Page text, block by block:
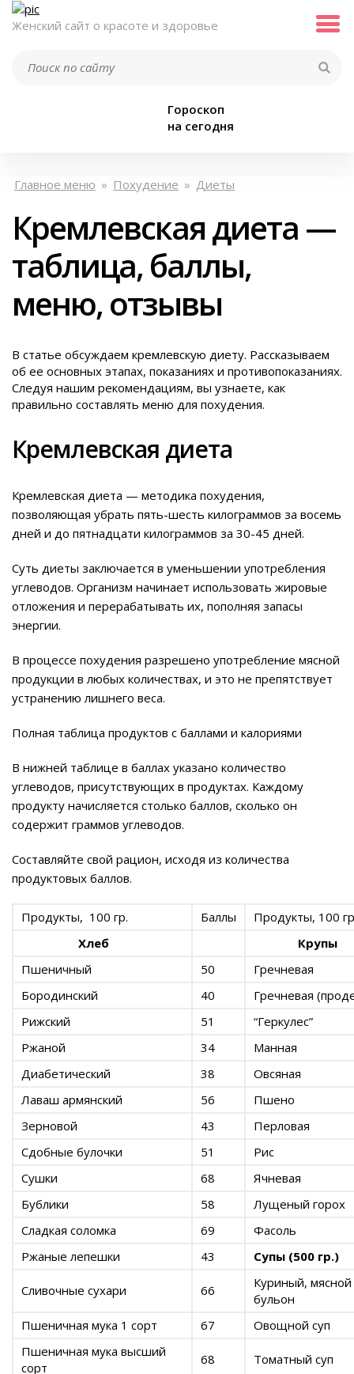
Женский сайт о красоте и здоровье
Гороскоп
на сегодня
Главное меню » Похудение » Диеты
Кремлевская диета —
таблица, баллы,
меню, отзывы
В статье обсуждаем кремлевскую диету. Рассказываем
об ее основных этапах, показаниях и противопоказаниях.
Следуя нашим рекомендациям, вы узнаете, как
правильно составлять меню для похудения.
Кремлевская диета
Кремлевская диета — методика похудения,
позволяющая убрать пять-шесть килограммов за восемь
дней и до пятнадцати килограммов за 30-45 дней.
Суть диеты заключается в уменьшении употребления
углеводов. Организм начинает использовать жировые
отложения и перерабатывать их, пополняя запасы
энергии.
В процессе похудения разрешено употребление мясной
продукции в любых количествах, и это не препятствует
устранению лишнего веса.
Полная таблица продуктов с баллами и калориями
В нижней таблице в баллах указано количество
углеводов, присутствующих в продуктах. Каждому
продукту начисляется столько баллов, сколько он
содержит граммов углеводов.
Составляйте свой рацион, исходя из количества
продуктовых баллов.
Продукты, 100 гр. Баллы
Продукты, 100
Хлеб
Крупы
Пшеничный
50
Гречневая
Бородинский
40
Гречневая
Рижский
51
“Геркулес”
Ржаной
34
Манная
Диабетический
38
Овсяная
Лаваш армянский
56
Пшено
Зерновой
43
Перловая
Сдобные булочки
51
Рис
Сушки
68
Ячневая
Бублики
58
Лущеный горох
Сладкая соломка
69
Фасоль
Ржаные лепешки
43 Супы (500 гр.)
Сливочные сухари 66
Куриный, мясной
бульон
Пшеничная мука 1 сорт
67
Овощной суп
Пшеничная мука высший
сорт
68 Томатный суп